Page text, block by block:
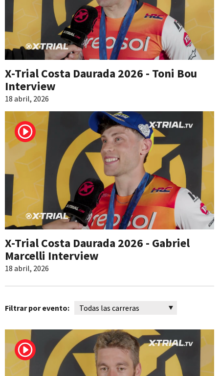
X-Trial Costa Daurada 2026 - Toni Bou
Interview
18 abril, 2026
X-Trial Costa Daurada 2026 - Gabriel
Marcelli Interview
18 abril, 2026
Filtrar por evento: